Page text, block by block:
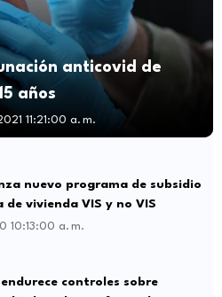
anticovid de
años
11:21:00 a. m.
nuevo programa de subsidio
de vivienda VIS y no VIS
10:13:00 a. m.
controles sobre